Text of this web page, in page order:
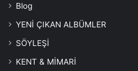
Blog
YENİ ÇIKAN ALBÜMLER
SÖYLEŞİ
KENT & MİMARİ